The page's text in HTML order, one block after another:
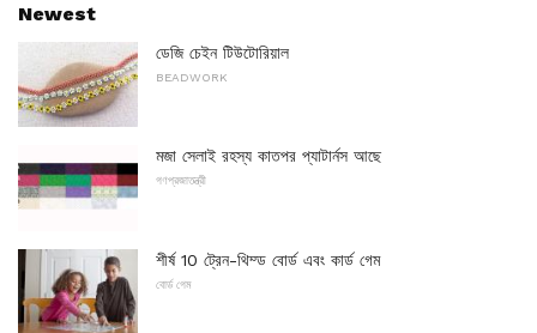
Newest
ডেজি চেইন টিউটোরিয়াল
BEADWORK
মজা সেলাই রহস্য কাতপর প্যাটার্নস আছে
গণপ্রজাতন্ত্রী
শীর্ষ 10 ট্রেন-থিম্ড বোর্ড এবং কার্ড গেম
বোর্ড গেম